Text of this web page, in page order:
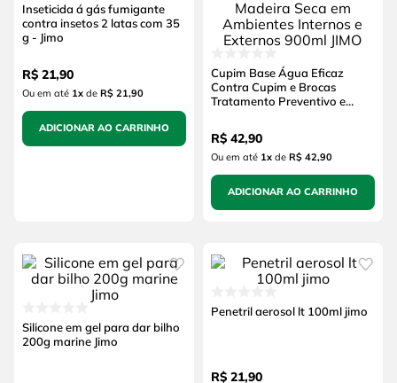
Inseticida á gás fumigante
contra insetos 2 latas com 35
g - Jimo
R$ 21,90
Ou em até 1xde R$ 21,90
ADICIONAR AO CARRINHO
Cupim Base Água Eficaz
Contra Cupim e Brocas
Tratamento Preventivo e
Ambientes Internos e
Externos 900ml JIMO
R$ 42,90
Ou em até 1xde R$ 42,90
ADICIONAR AO CARRINHO
Silicone em gel para dar bilho
200g marine Jimo
Penetril aerosol lt 100ml jimo
R$ 21,90